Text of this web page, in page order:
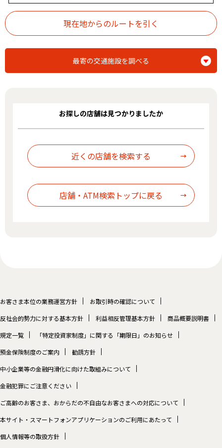
最寄の交通施設を調べる
お探しの店舗は見つかりましたか
お客さま本位の業務運営方針
お取引時の確認について
反社会的勢力に対する基本方針
利益相反管理基本方針
商品概要説明書
規定一覧
「特定投資家制度」に関する「期限日」のお知らせ
預金保険制度のご案内
勧誘方針
中小企業等の金融円滑化に向けた取組みについて
金融犯罪にご注意ください
ご高齢のお客さま、おからだの不自由なお客さまへの対応について
本サイト・スマートフォンアプリケーションのご利用にあたって
個人情報等の取扱方針